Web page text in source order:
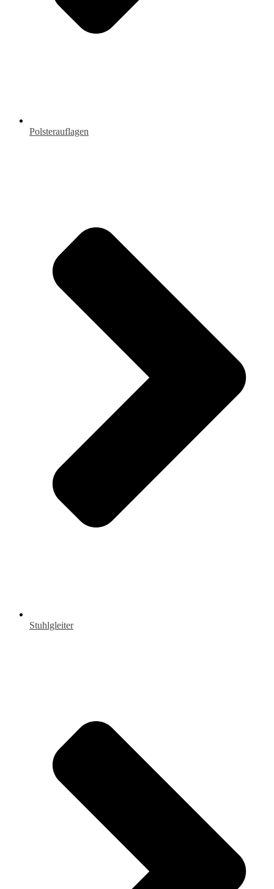
Polsterauflagen
Stuhlgleiter